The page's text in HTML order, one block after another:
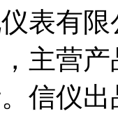
表有
主营产
信仪